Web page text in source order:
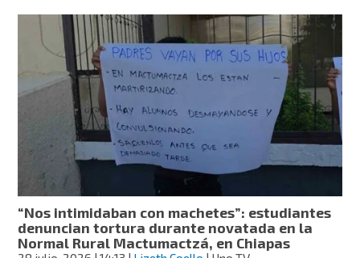
cinco
denuncias
más
de
alumnos
torturados
en
la
Escuela
Normal
Mactumatzá;
FGE
ya
investiga
“Nos intimidaban con machetes”: estudiantes
denuncian tortura durante novatada en la
Normal Rural Mactumactzá, en Chiapas